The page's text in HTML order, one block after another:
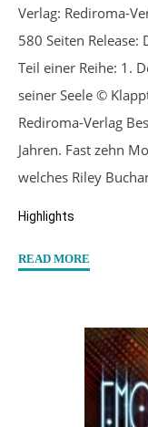
Verlag: Rediroma-
580 Seiten
Teil einer Reihe: 1.
seiner Seele ©
Rediroma-Verlag
Jahren. Fast zehn
welches Riley
Highlights
READ MORE
Seele”
von
Jayden
Reeves"